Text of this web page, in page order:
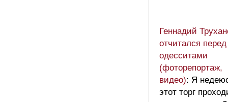
Геннадий
отчитался перед
одесситами
(фоторепортаж,
видео): Я
этот торг